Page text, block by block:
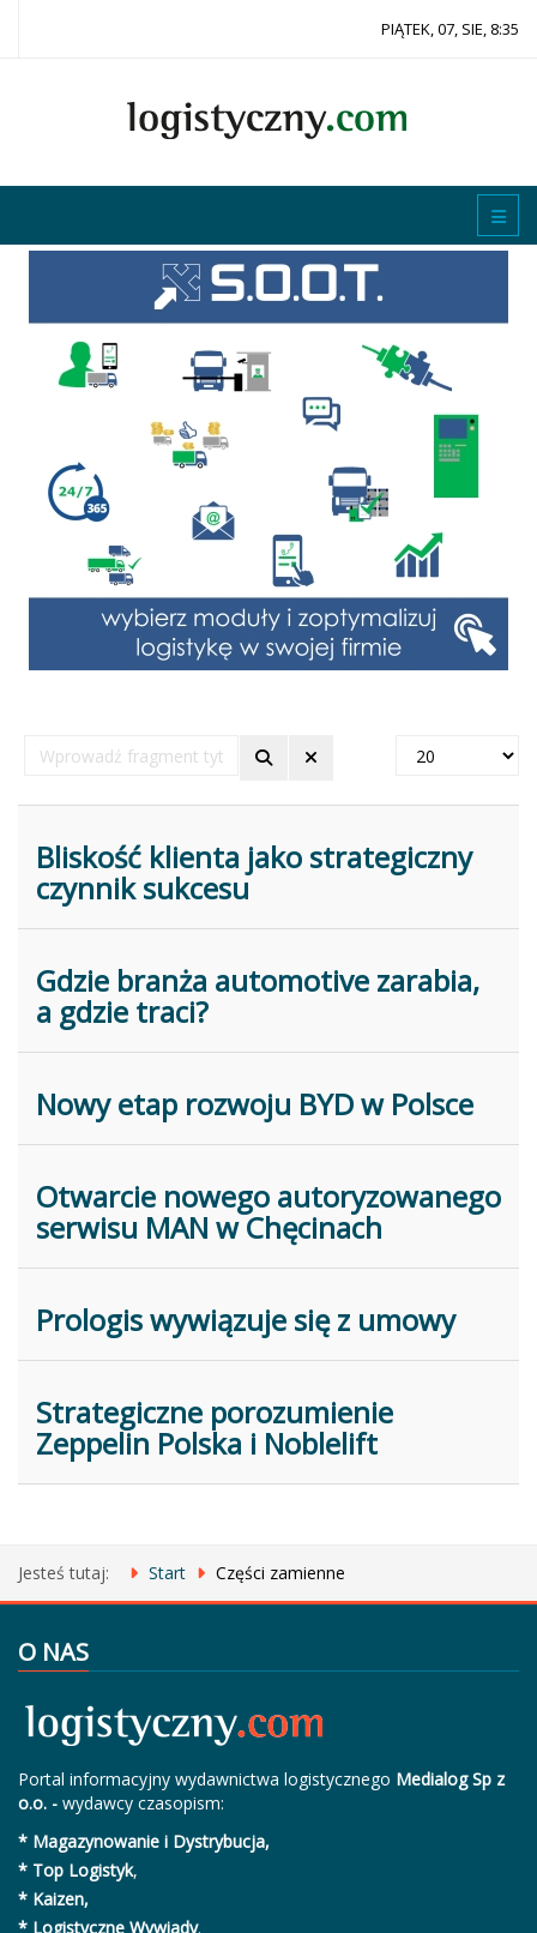
PIĄTEK, 07, SIE, 8:35
Wprowadź
fragment
Pokaż
Bliskość klienta jako strategiczny
czynnik sukcesu
Gdzie branża automotive zarabia,
a gdzie traci?
Nowy etap rozwoju BYD w Polsce
Otwarcie nowego autoryzowanego
serwisu MAN w Chęcinach
Prologis wywiązuje się z umowy
Strategiczne porozumienie
Zeppelin Polska i Noblelift
Jesteś tutaj: Start Części zamienne
O NAS
Portal informacyjny wydawnictwa logistycznego Medialog Sp z
o.o. - wydawcy czasopism:
* Magazynowanie i Dystrybucja,
* Top Logistyk,
* Kaizen,
* Logistyczne Wywiady.